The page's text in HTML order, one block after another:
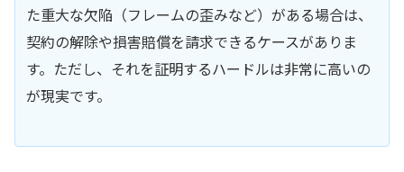
た重大な欠陥（フレームの歪みなど）がある場合は、
契約の解除や損害賠償を請求できるケースがありま
す。ただし、それを証明するハードルは非常に高いの
が現実です。